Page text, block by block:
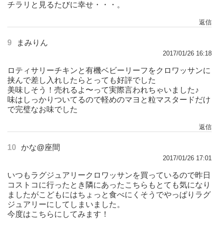
チラリと見るたびに幸せ・・・。
返信
9 まみりん
2017/01/26 16:18
ロティサリーチキンと有機ベビーリーフをクロワッサンに
挟んで差し入れしたらとっても好評でした
美味しそう！売れるよ〜って実際言われちゃいました♪
味はしっかりついてるので軽めのマヨと粒マスタードだけ
で完璧なお味でした
返信
10 かな@座間
2017/01/26 17:01
いつもラグジュアリークロワッサンを買っているので昨日
コストコに行ったとき隣にあったこちらもとても気になり
ましたがこどもにはちょっと食べにくそうでやっぱりラグ
ジュアリーにしてしまいました。
今度はこちらにしてみます！